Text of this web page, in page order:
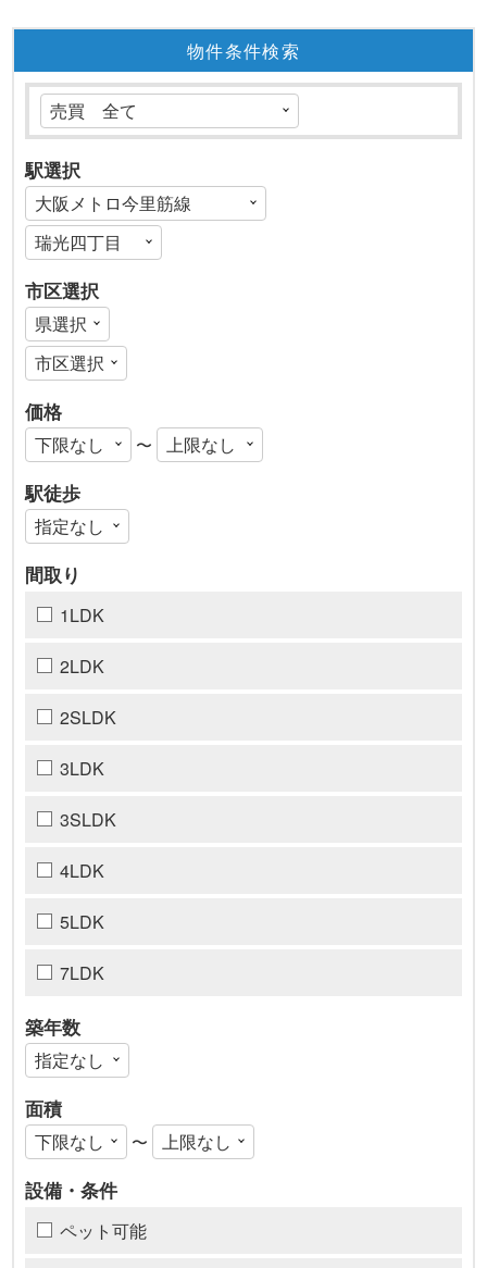
物件条件検索
駅選択
市区選択
価格
〜
駅徒歩
間取り
1LDK
2LDK
2SLDK
3LDK
3SLDK
4LDK
5LDK
7LDK
築年数
面積
〜
設備・条件
ペット可能